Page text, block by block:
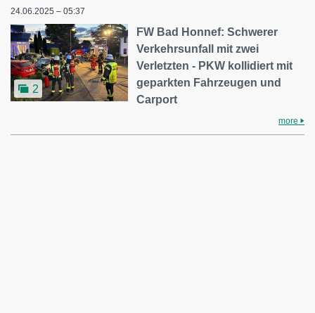
24.06.2025 – 05:37
2
FW Bad Honnef: Schwerer
Verkehrsunfall mit zwei
Verletzten - PKW kollidiert mit
geparkten Fahrzeugen und
Carport
more